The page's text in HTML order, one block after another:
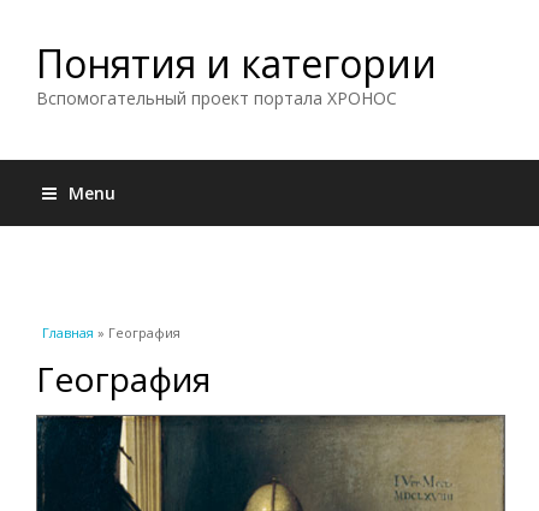
Понятия и категории
Вспомогательный проект портала ХРОНОС
Menu
Вы здесь
Главная » География
География